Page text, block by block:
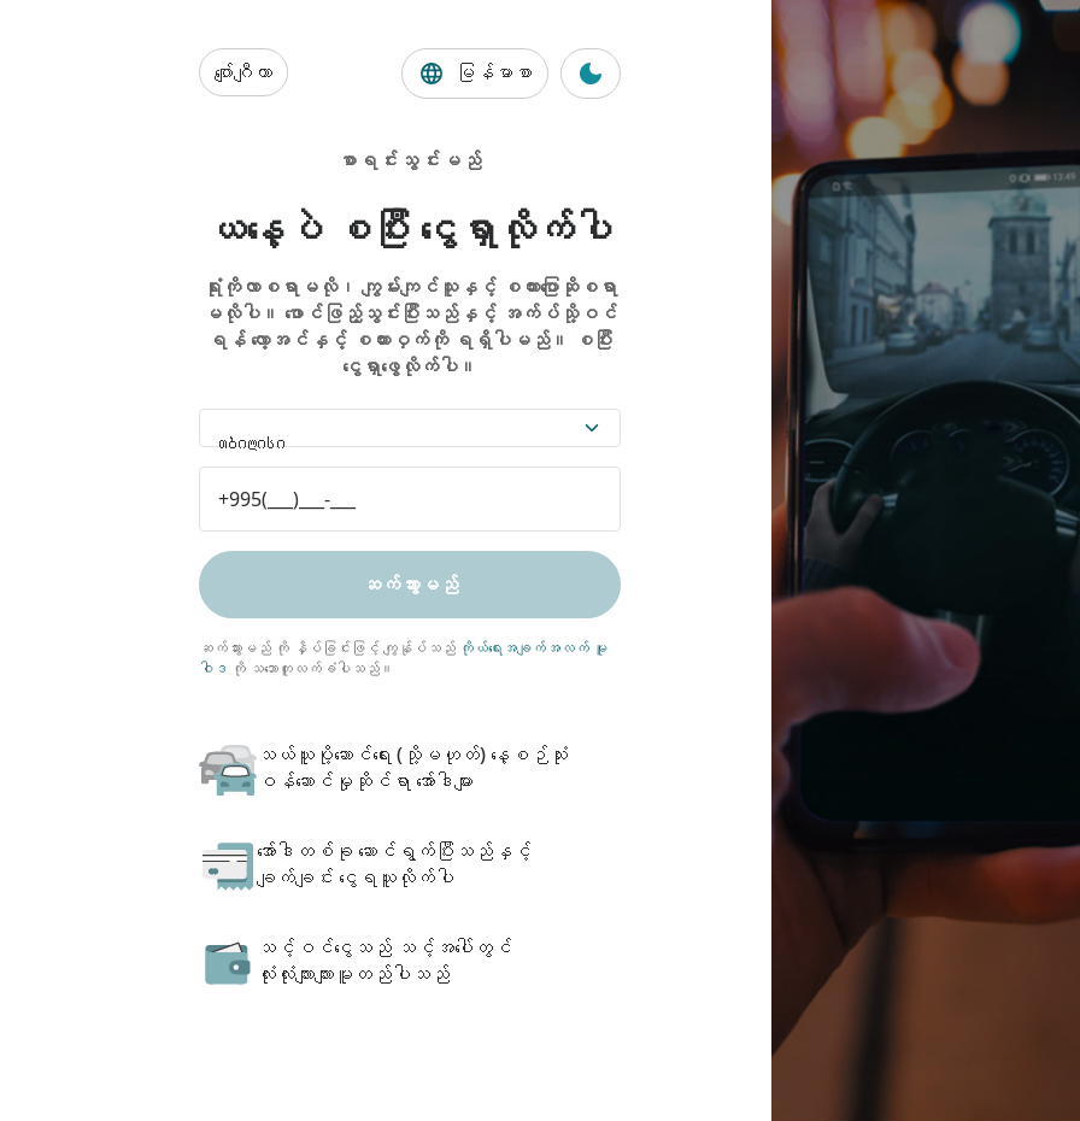
ဂျော်ဂျီယာ မြန်မာစာ
စာရင်းသွင်းမည်
ယနေ့ပဲ စပြီး ငွေရှာလိုက်ပါ
ရုံးကိုလာစရာမလို၊ ကျွမ်းကျင်သူနှင့် စကားပြောဆိုစရာ
မလိုပါ။ ဖောင်ဖြည့်သွင်းပြီးသည်နှင့် အက်ပ်သို့ဝင်
ရန် လော့အင်နှင့် စကားဝှက်ကို ရရှိပါမည်။ စပြီး
ငွေရှာဖွေလိုက်ပါ။
თბილისი
ဆက်သွားမည်
ဆက်သွားမည် ကို နှိပ်ခြင်းဖြင့် ကျွန်ုပ်သည် ကိုယ်ရေးအချက်အလက် မူ
ဝါဒ ကို သဘောတူလက်ခံပါသည်။
သယ်ယူပို့ဆောင်ရေး (သို့မဟုတ်) နေ့စဉ်သုံး
ဝန်ဆောင်မှုဆိုင်ရာ အော်ဒါများ
အော်ဒါတစ်ခု ဆောင်ရွက်ပြီးသည်နှင့်
ချက်ချင်း ငွေရယူလိုက်ပါ
သင့်ဝင်ငွေသည် သင့်အပေါ်တွင်
လုံးလုံးလျားလျားမူတည်ပါသည်